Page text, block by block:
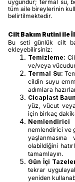
uygundur; termal su,
tüm aile bireylerinin
belirtilmektedir.
Cilt Bakım Rutini ile
Bu seti günlük cilt
ekleyebilirsiniz:
Temizleme:
ve/veya
Termal Su:
cildin suyu
adımlara
Cicaplast
yüz, vücut
için birkaç
Nemlendirici
nemlendirici ve
yaşlanmasına
olabildiğini
tamamlayın.
Gün İçi
tekrar
yeniden